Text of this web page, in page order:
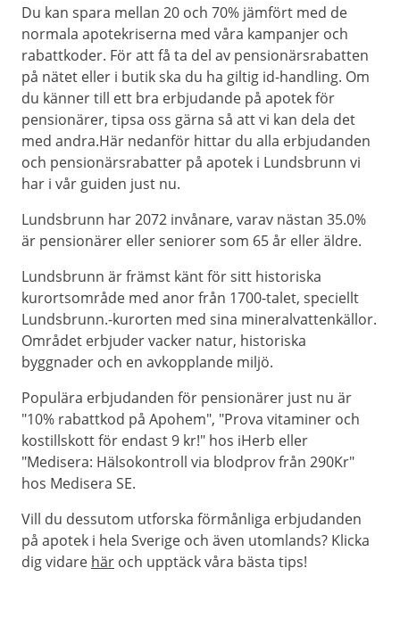
Du kan spara mellan 20 och 70% jämfört med de
normala apotekriserna med våra kampanjer och
rabattkoder. För att få ta del av pensionärsrabatten
på nätet eller i butik ska du ha giltig id-handling. Om
du känner till ett bra erbjudande på apotek för
pensionärer, tipsa oss gärna så att vi kan dela det
med andra.Här nedanför hittar du alla erbjudanden
och pensionärsrabatter på apotek i Lundsbrunn vi
har i vår guiden just nu.
Lundsbrunn har 2072 invånare, varav nästan 35.0%
är pensionärer eller seniorer som 65 år eller äldre.
Lundsbrunn är främst känt för sitt historiska
kurortsområde med anor från 1700-talet, speciellt
Lundsbrunn.-kurorten med sina mineralvattenkällor.
Området erbjuder vacker natur, historiska
byggnader och en avkopplande miljö.
Populära erbjudanden för pensionärer just nu är
"10% rabattkod på Apohem", "Prova vitaminer och
kostillskott för endast 9 kr!" hos iHerb eller
"Medisera: Hälsokontroll via blodprov från 290Kr"
hos Medisera SE.
Vill du dessutom utforska förmånliga erbjudanden
på apotek i hela Sverige och även utomlands? Klicka
dig vidare här och upptäck våra bästa tips!